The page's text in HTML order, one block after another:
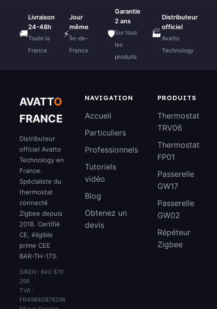
🚚
Livraison
24-48h
Toute la
France
⚡
Jour
même
Île-de-
France
🛡️
Garantie
2 ans
Sur tous
les
produits
🏭
Distributeur
officiel
Avatto
Technology
AVATTO
FRANCE
Distributeur
officiel Avatto
Technology en
France.
Spécialiste du
thermostat
connecté
Zigbee depuis
2018. Certifié
CE, éligible
prime CEE
BAR-TH-173.
SIREN : 840 876
296
TVA :
FR49840876296
NAVIGATION
Accueil
Particuliers
Professionnels
Tutoriels
vidéo
Blog
Obtenez un
devis
PRODUITS
Thermostat
TRV06
Thermostat
FP01
Passerelle
GW17
Passerelle
GW02
Répéteur
Zigbee